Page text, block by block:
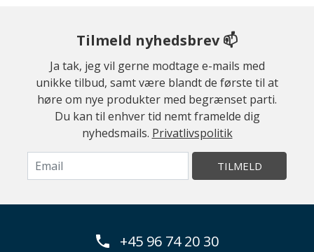
Tilmeld nyhedsbrev 📫
Ja tak, jeg vil gerne modtage e-mails med
unikke tilbud, samt være blandt de første til at
høre om nye produkter med begrænset parti.
Du kan til enhver tid nemt framelde dig
nyhedsmails. Privatlivspolitik
TILMELD
+45 96 74 20 30